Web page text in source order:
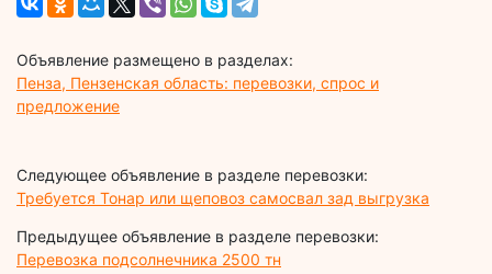
Объявление размещено в разделах:
Пенза, Пензенская область: перевозки, спрос и
предложение
Следующее объявление в разделе перевозки:
Требуется Тонар или щеповоз самосвал зад выгрузка
Предыдущее объявление в разделе перевозки:
Перевозка подсолнечника 2500 тн